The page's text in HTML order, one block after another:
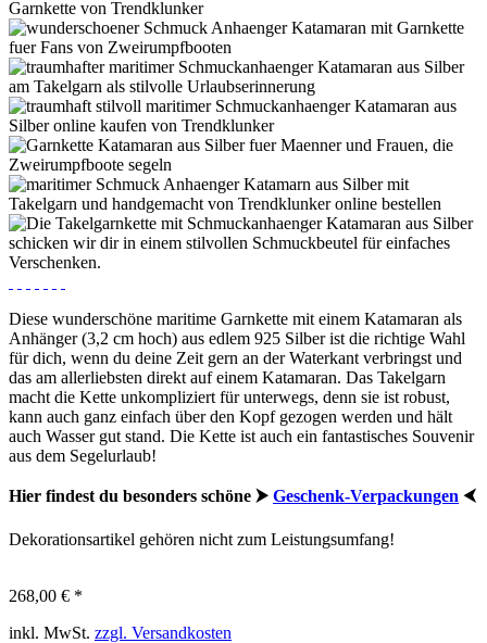
Diese wunderschöne maritime Garnkette mit einem Katamaran als
Anhänger (3,2 cm hoch) aus edlem 925 Silber ist die richtige Wahl
für dich, wenn du deine Zeit gern an der Waterkant verbringst und
das am allerliebsten direkt auf einem Katamaran. Das Takelgarn
macht die Kette unkompliziert für unterwegs, denn sie ist robust,
kann auch ganz einfach über den Kopf gezogen werden und hält
auch Wasser gut stand. Die Kette ist auch ein fantastisches Souvenir
aus dem Segelurlaub!
Hier findest du besonders schöne ⮞ Geschenk-Verpackungen ⮜
Dekorationsartikel gehören nicht zum Leistungsumfang!
268,00 € *
inkl. MwSt. zzgl. Versandkosten